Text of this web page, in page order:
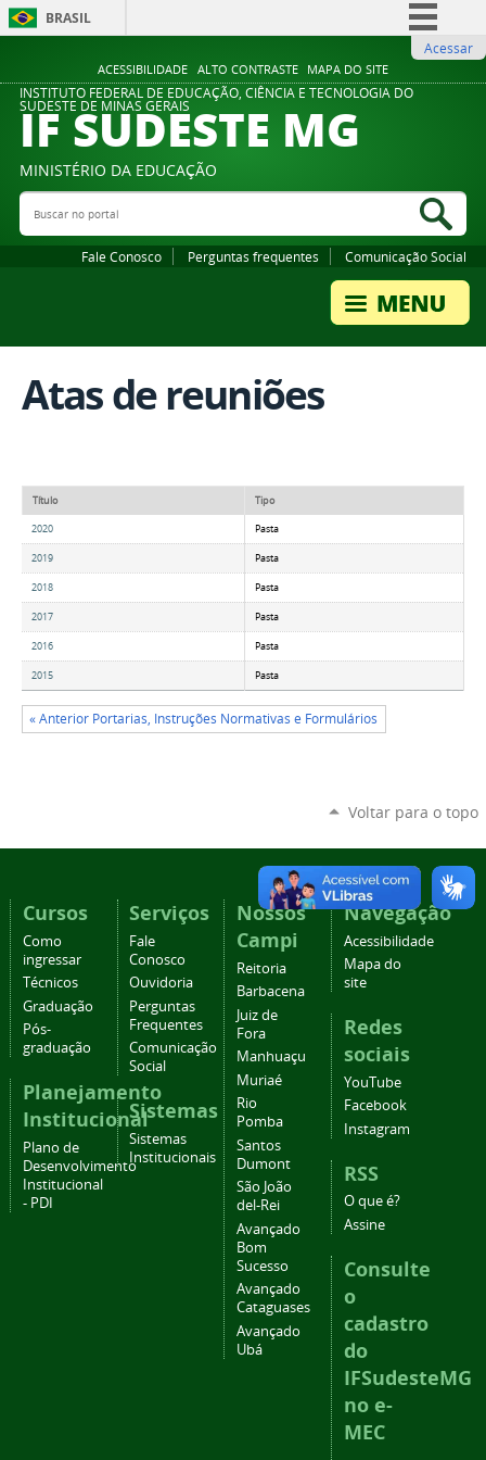
ACESSIBILIDADE ALTO CONTRASTE MAPA DO SITE
BRASIL
Comunica BR
Participe
Legislação
Acessar
INSTITUTO FEDERAL DE EDUCAÇÃO, CIÊNCIA E TECNOLOGIA DO
SUDESTE DE MINAS GERAIS
IF SUDESTE MG
MINISTÉRIO DA EDUCAÇÃO
Buscar no portal
Fale Conosco Perguntas frequentes Comunicação Social
Atas de reuniões
Título Tipo
2020 Pasta
2019 Pasta
2018 Pasta
2017 Pasta
2016 Pasta
2015 Pasta
« Anterior Portarias, Instruções Normativas e Formulários
Voltar para o topo
Cursos
Como
ingressar
Técnicos
Graduação
Pós-
graduação
Planejamento
Institucional
Plano de
Desenvolvimento
Institucional
- PDI
Serviços
Fale
Conosco
Ouvidoria
Perguntas
Frequentes
Comunicação
Social
Sistemas
Sistemas
Institucionais
Nossos
Campi
Reitoria
Barbacena
Juiz de
Fora
Manhuaçu
Muriaé
Rio
Pomba
Santos
Dumont
São João
del-Rei
Avançado
Bom
Sucesso
Avançado
Cataguases
Avançado
Ubá
Navegação
Acessibilidade
Mapa do
site
Redes
sociais
YouTube
Facebook
Instagram
RSS
O que é?
Assine
Consulte
o
cadastro
do
IFSudesteMG
no e-
MEC